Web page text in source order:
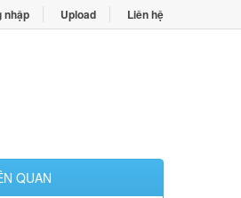
nhập Upload Liên hệ
QUAN